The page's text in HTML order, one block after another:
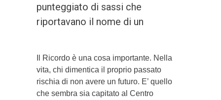
punteggiato di sassi che
riportavano il nome di un
Il Ricordo è una cosa importante. Nella
vita, chi dimentica il proprio passato
rischia di non avere un futuro. E’ quello
che sembra sia capitato al Centro